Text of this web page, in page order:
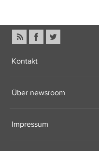
Kontakt
Über newsroom
Impressum